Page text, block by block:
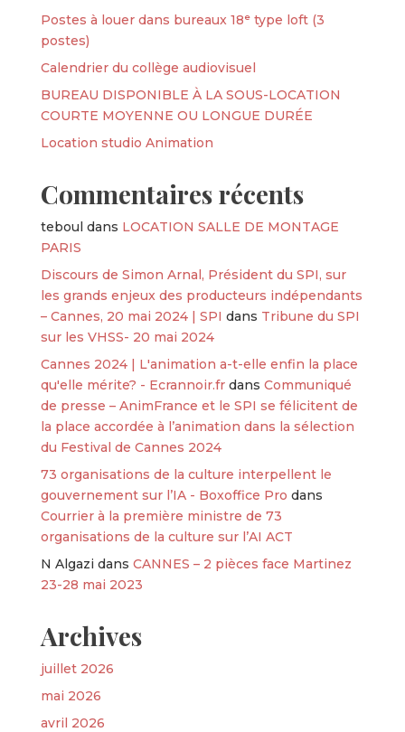
Postes à louer dans bureaux 18ᵉ type loft (3
postes)
Calendrier du collège audiovisuel
BUREAU DISPONIBLE À LA SOUS-LOCATION
COURTE MOYENNE OU LONGUE DURÉE
Location studio Animation
Commentaires récents
teboul dans LOCATION SALLE DE MONTAGE
PARIS
Discours de Simon Arnal, Président du SPI, sur
les grands enjeux des producteurs indépendants
– Cannes, 20 mai 2024 | SPI dans Tribune du SPI
sur les VHSS- 20 mai 2024
Cannes 2024 | L'animation a-t-elle enfin la place
qu'elle mérite? - Ecrannoir.frdans Communiqué
de presse – AnimFrance et le SPI se félicitent de
la place accordée à l’animation dans la sélection
du Festival de Cannes 2024
73 organisations de la culture interpellent le
gouvernement sur l’IA - Boxoffice Pro dans
Courrier à la première ministre de 73
organisations de la culture sur l’AI ACT
N Algazi dans CANNES – 2 pièces face Martinez
23-28 mai 2023
Archives
juillet 2026
mai 2026
avril 2026